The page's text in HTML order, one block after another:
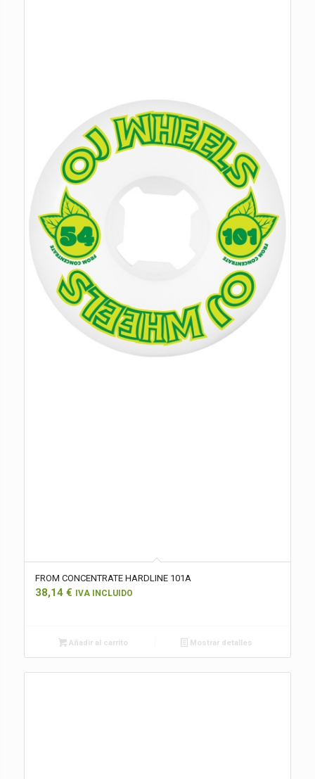
FROM CONCENTRATE HARDLINE 101A
38,14 € IVA INCLUIDO
Añadir al carrito Mostrar detalles